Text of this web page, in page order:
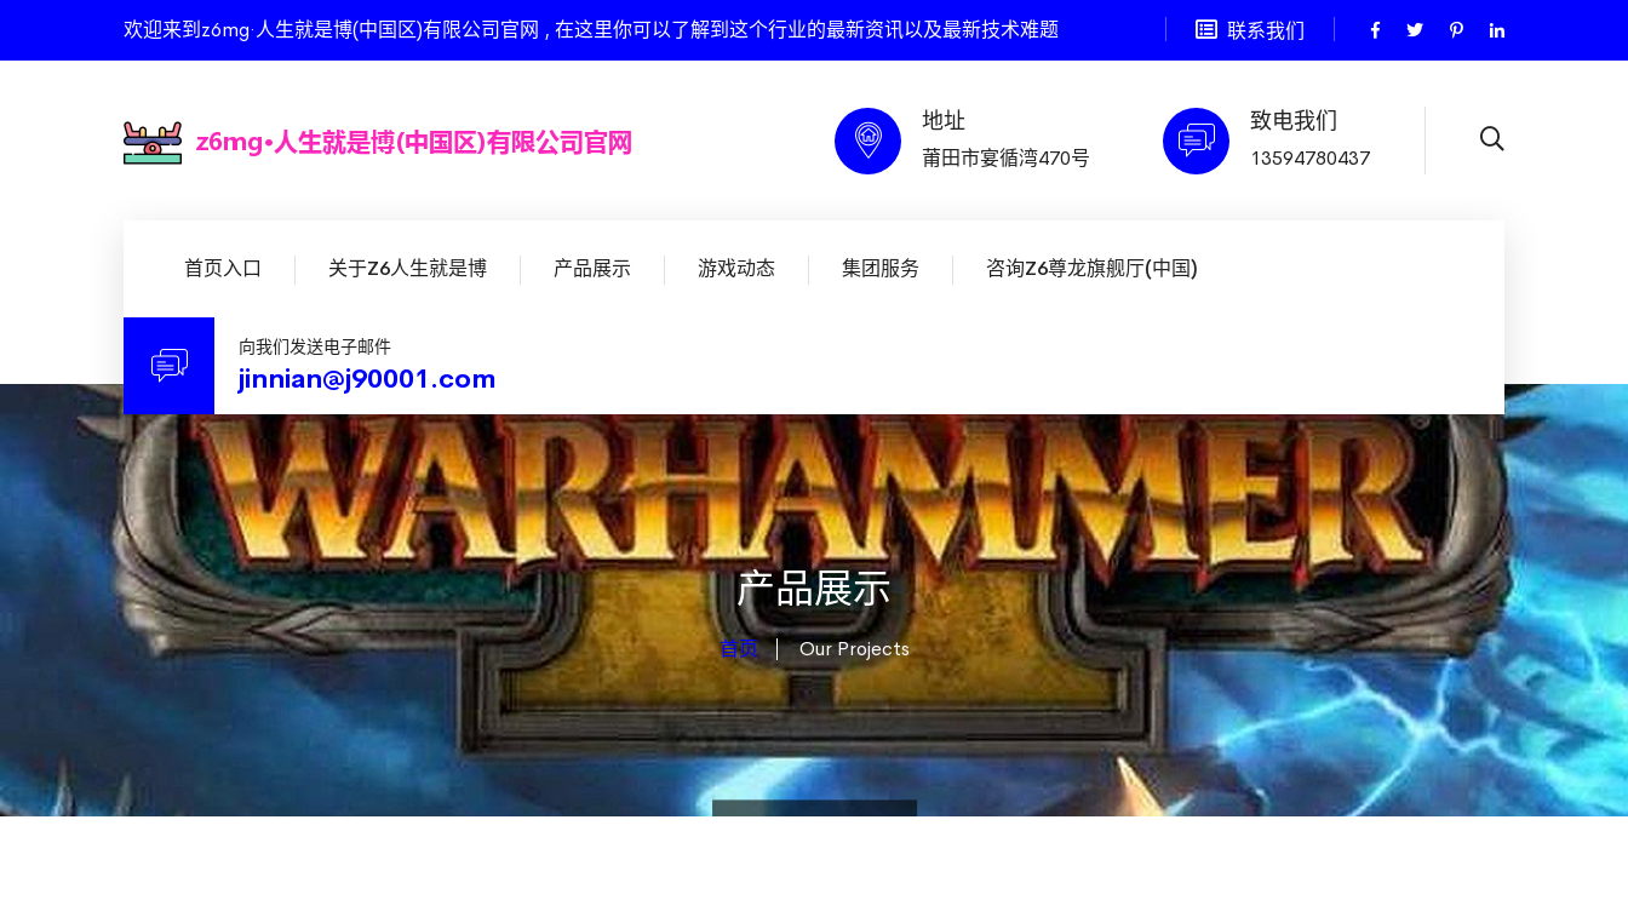
欢迎来到z6mg·人生就是博(中国区)有限公司官网 , 在这里你可以了解到这个行业的最新资讯以及最新技术难题 联系我们
地址
莆田市宴循湾470号
致电我们
13594780437
首页入口 关于Z6人生就是博 产品展示 游戏动态 集团服务 咨询Z6尊龙旗舰厅(中国)
向我们发送电子邮件
jinnian@j90001.com
产品展示
首页 Our Projects